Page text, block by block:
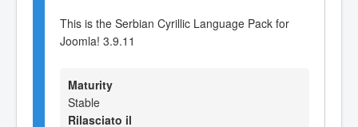
This is the Serbian Cyrillic Language Pack for
Joomla! 3.9.11
Maturity
Stable
Rilasciato il